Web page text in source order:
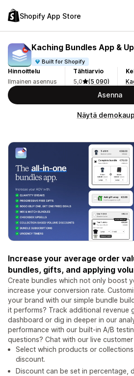
Shopify App Store
Kaching Bundles App &
Built for Shopify
Hinnoittelu
Ilmainen asennus
Tähtiarvio
5,0
(5 090)
Asenna
Näytä
Increase your average order
bundles, gifts, and applying
Create bundles which not only boost
increase your conversion rate.
your brand with our simple bundle
it performs? Track additional revenue
dashboard or dig in deeper in our
performance with our built-in A/B
questions? Chat with our live
Select which products or
discount.
Discount can be set in percentage,